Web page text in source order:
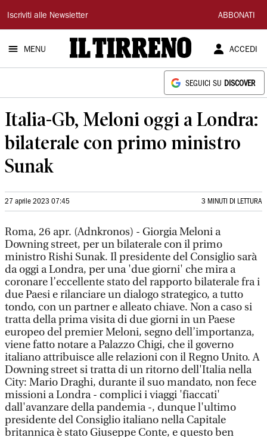
Il
Tirreno
Iscriviti alle Newsletter ABBONATI
MENU ACCEDI
SEGUICI SU DISCOVER
Italia-Gb, Meloni oggi a Londra:
bilaterale con primo ministro
Sunak
27 aprile 2023 07:45 3 MINUTI DI LETTURA
Roma, 26 apr. (Adnkronos) - Giorgia Meloni a
Downing street, per un bilaterale con il primo
ministro Rishi Sunak. Il presidente del Consiglio sarà
da oggi a Londra, per una 'due giorni' che mira a
coronare l’eccellente stato del rapporto bilaterale fra i
due Paesi e rilanciare un dialogo strategico, a tutto
tondo, con un partner e alleato chiave. Non a caso si
tratta della prima visita di due giorni in un Paese
europeo del premier Meloni, segno dell’importanza,
viene fatto notare a Palazzo Chigi, che il governo
italiano attribuisce alle relazioni con il Regno Unito. A
Downing street si tratta di un ritorno dell'Italia nella
City: Mario Draghi, durante il suo mandato, non fece
missioni a Londra - complici i viaggi 'fiaccati'
dall'avanzare della pandemia -, dunque l'ultimo
presidente del Consiglio italiano nella Capitale
britannica è stato Giuseppe Conte, e questo ben